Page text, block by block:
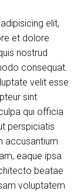
elit,
et dolore
nostrud
consequat.
velit esse
sint
qui officia
perspiciatis
accusantium
eaque ipsa
beatae
voluptatem